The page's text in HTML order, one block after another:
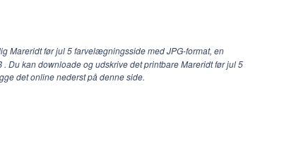
Mareridt før jul 5 farvelægningsside med JPG-format, en
Du kan downloade og udskrive det printbare Mareridt før jul 5
det online nederst på denne side.